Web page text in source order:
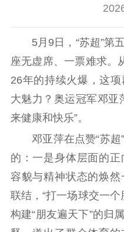
信息公开年度报
告
工
理论学习 宣
哲
社科强省 工
江苏文脉
5月9日，“苏超”第五
座无虚席、一票难求。
26年的持续火爆，这
大魅力？奥运冠军邓
来健康和快乐”。
邓亚萍在点赞“苏超”
的：一是身体层面的正
容貌与精神状态的焕
联结，“打一场球交一
构建“朋友遍天下”的归